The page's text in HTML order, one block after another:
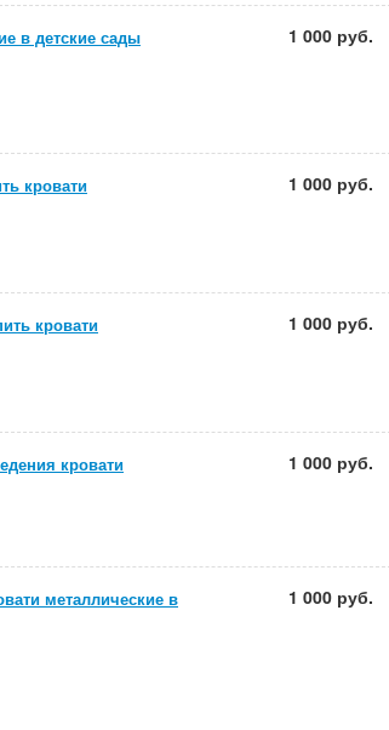
в детские сады 1 000 руб.
кровати
1 000 руб.
кровати
1 000 руб.
кровати
1 000 руб.
металлические в
1 000 руб.